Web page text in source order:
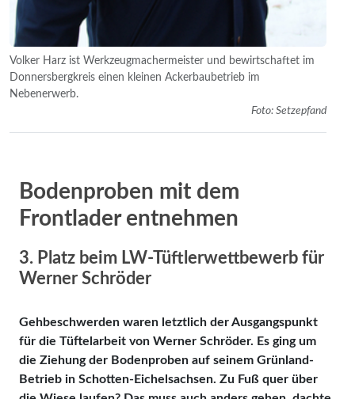
Volker Harz ist Werkzeugmachermeister und bewirtschaftet im
Donnersbergkreis einen kleinen Ackerbaubetrieb im
Nebenerwerb.
Foto: Setzepfand
Bodenproben mit dem
Frontlader entnehmen
3. Platz beim LW-Tüftlerwettbewerb für
Werner Schröder
Gehbeschwerden waren letztlich der Ausgangspunkt
für die Tüftelarbeit von Werner Schröder. Es ging um
die Ziehung der Bodenproben auf seinem Grünland-
Betrieb in Schotten-Eichelsachsen. Zu Fuß quer über